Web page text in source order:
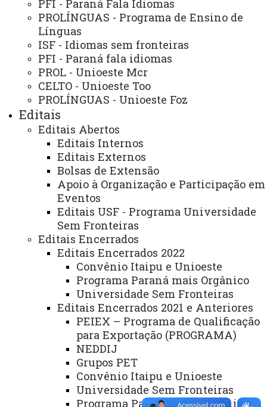
PFI - Paraná Fala Idiomas
PROLÍNGUAS - Programa de Ensino de
Línguas
ISF - Idiomas sem fronteiras
PFI - Paraná fala idiomas
PROL - Unioeste Mcr
CELTO - Unioeste Too
PROLÍNGUAS - Unioeste Foz
Editais
Editais Abertos
Editais Internos
Editais Externos
Bolsas de Extensão
Apoio à Organização e Participação em
Eventos
Editais USF - Programa Universidade
Sem Fronteiras
Editais Encerrados
Editais Encerrados 2022
Convênio Itaipu e Unioeste
Programa Paraná mais Orgânico
Universidade Sem Fronteiras
Editais Encerrados 2021 e Anteriores
PEIEX – Programa de Qualificação
para Exportação (PROGRAMA)
NEDDIJ
Grupos PET
Convênio Itaipu e Unioeste
Universidade Sem Fronteiras
Programa Paraná mais Orgânico
EDITAL N°005/2026 - UNATI/FB - CONVOCAÇÃO
PARA APRESENTAÇÃO DE DOCUMENTOS
EDITAL N° 006/2026 - PROEX - RETIFICAÇÃO DO
EDITAL N° 005/2026 DO PROCESSO DE SELEÇÃO DE
BOLSISTAS PARA ATUAÇÃO NO PROJETO DE
EXTENSÃO PLATAFORMA DE GOVERNANÇA DE
DADOS
5 6 7 8
Você está aqui: Unioeste
PROEX
Destaques/Informações
Acesso Restrito (Editores do Portal)
Arquivo Virtual